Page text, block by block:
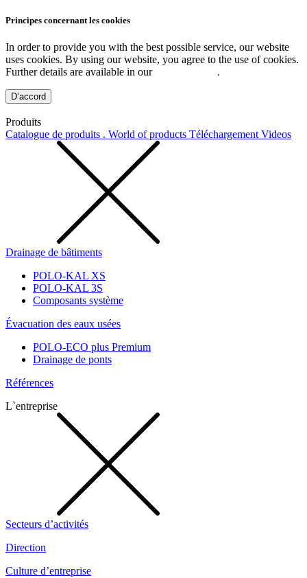
Principes concernant les cookies
In order to provide you with the best possible service, our website
uses cookies. By using our website, you agree to the use of cookies.
Further details are available in our
.
D’accord
Produits
Catalogue de produits . World of products Téléchargement Videos
Drainage de bâtiments
POLO-KAL XS
POLO-KAL 3S
Composants système
Évacuation des eaux usées
POLO-ECO plus Premium
Drainage de ponts
Références
L`entreprise
Secteurs d’activités
Direction
Culture d’entreprise